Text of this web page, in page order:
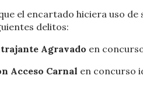
el encartado hiciera uso
delitos:
Agravado en
Acceso Carnal en concurso